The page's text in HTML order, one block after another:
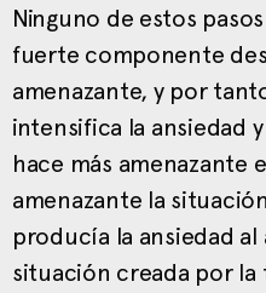
Ninguno de estos
fuerte componente
amenazante, y por
intensifica la ansiedad
hace más amenazante
amenazante la
producía la ansiedad al
situación creada por la